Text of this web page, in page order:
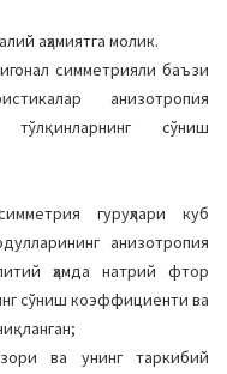
аҳамиятга молик.
симметрияли баъзи
анизотропия
сўниш
гуруҳлари куб
анизотропия
ҳамда натрий фтор
сўниш коэффициенти ва
ва унинг таркибий